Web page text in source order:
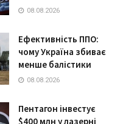
08.08.2026
Ефективність ППО:
чому Україна збиває
менше балістики
08.08.2026
Пентагон інвестує
$400 млн у лазерні